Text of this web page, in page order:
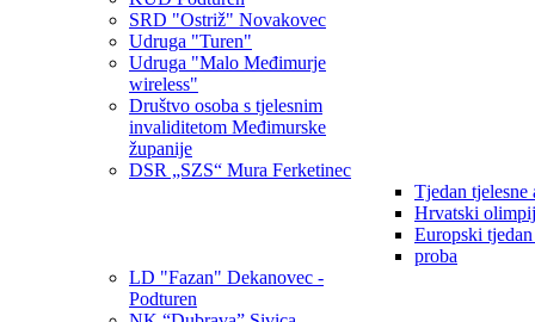
SRD "Ostriž" Novakovec
Udruga "Turen"
Udruga "Malo Međimurje
wireless"
Društvo osoba s tjelesnim
invaliditetom Međimurske
županije
DSR „SZS“ Mura Ferketinec
Tjedan tjelesne
Hrvatski
Europski
proba
LD "Fazan" Dekanovec -
Podturen